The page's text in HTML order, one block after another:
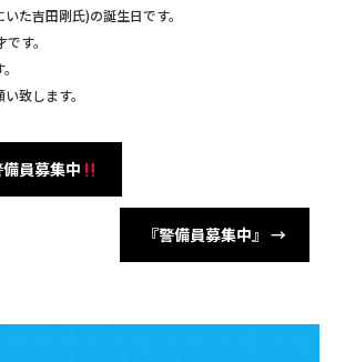
た吉田剛氏)の誕生日です。
す。
致します。
員募集中
『警備員募集中』 →